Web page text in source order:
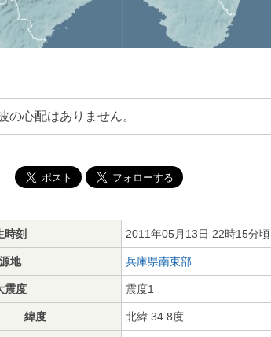
の心配はありません。
時刻 2011年05月13日 22時15分頃
地 兵庫県南東部
震度 震度1
緯度 北緯 34.8度